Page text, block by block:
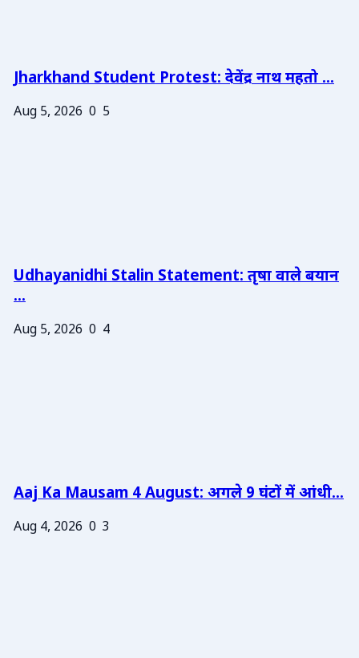
Jharkhand Student Protest: देवेंद्र नाथ महतो ...
Aug 5, 2026 0 5
Udhayanidhi Stalin Statement: तृषा वाले बयान
...
Aug 5, 2026 0 4
Aaj Ka Mausam 4 August: अगले 9 घंटों में आंधी...
Aug 4, 2026 0 3